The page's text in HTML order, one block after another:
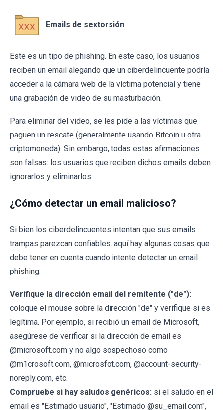
Emails de sextorsión
Este es un tipo de phishing. En este caso, los usuarios
reciben un email alegando que un ciberdelincuente podría
acceder a la cámara web de la víctima potencial y tiene
una grabación de video de su masturbación.
Para eliminar del video, se les pide a las víctimas que
paguen un rescate (generalmente usando Bitcoin u otra
criptomoneda). Sin embargo, todas estas afirmaciones
son falsas: los usuarios que reciben dichos emails deben
ignorarlos y eliminarlos.
¿Cómo detectar un email malicioso?
Si bien los ciberdelincuentes intentan que sus emails
trampas parezcan confiables, aquí hay algunas cosas que
debe tener en cuenta cuando intente detectar un email
phishing:
Verifique la dirección email del remitente ("de"):
coloque el mouse sobre la dirección "de" y verifique si es
legítima. Por ejemplo, si recibió un email de Microsoft,
asegúrese de verificar si la dirección de email es
@microsoft.com y no algo sospechoso como
@m1crosoft.com, @microsfot.com, @account-security-
noreply.com, etc.
Compruebe si hay saludos genéricos: si el saludo en el
email es "Estimado usuario", "Estimado @su_email.com",